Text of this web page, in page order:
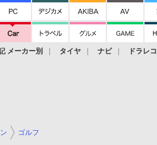
メーカー別 タイヤ ナビ ドラレコ
ゴルフ